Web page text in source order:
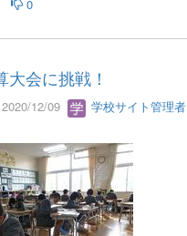
0
大会に挑戦！
12/09 学校サイト管理者